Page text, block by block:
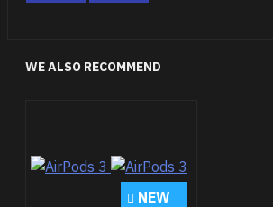
WE ALSO RECOMMEND
NEW